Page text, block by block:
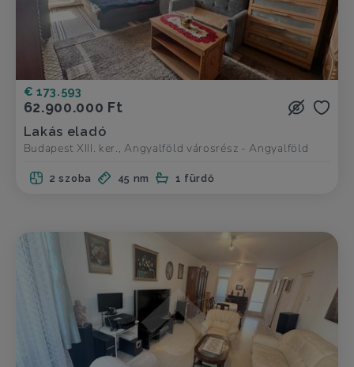
€ 173.593
62.900.000 Ft
Lakás eladó
Budapest XIII. ker., Angyalföld városrész - Angyalföld
2 szoba 45 nm 1 fürdő